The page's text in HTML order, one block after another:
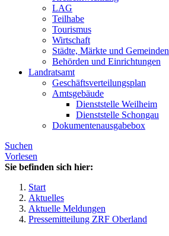
LAG
Teilhabe
Tourismus
Wirtschaft
Städte, Märkte und Gemeinden
Behörden und Einrichtungen
Landratsamt
Geschäftsverteilungsplan
Amtsgebäude
Dienststelle Weilheim
Dienststelle Schongau
Dokumentenausgabebox
Suchen
Vorlesen
Sie befinden sich hier:
Start
Aktuelles
Aktuelle Meldungen
Pressemitteilung ZRF Oberland